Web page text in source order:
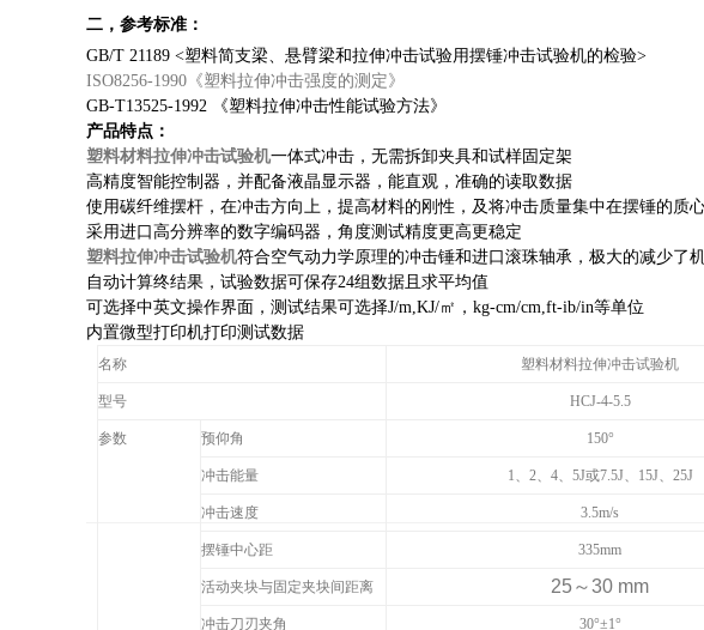
二，参考标准：
GB/T 21189 <塑料简支梁、悬臂梁和拉伸冲击试验用摆锤冲击试验机的检验>
ISO8256-1990《塑料拉伸冲击强度的测定》
GB-T13525-1992
《塑料拉伸冲击性能试验方法》
产品特点：
塑料材料拉伸冲击试验机一体式冲击，无需拆卸夹具和试样固定架
高精度智能控制器，并配备液晶显示器，能直观，准确的读取数据
使用碳纤维摆杆，在冲击方向上，提高材料的刚性，及将冲击质量集中在摆锤的质
采用进口高分辨率的数字编码器，角度测试精度更高更稳定
塑料拉伸冲击试验机符合空气动力学原理的冲击锤和进口滚珠轴承，极大的减少了
自动计算终结果，试验数据可保存24组数据且求平均值
可选择中英文操作界面，测试结果可选择J/m,KJ/㎡，kg-cm/cm,ft-ib/in等单位
内置微型打印机打印测试数据
名称 塑料材料拉伸冲击试验机
型号 HCJ-4-5.5
参数 预仰角 150°
冲击能量 1、2、4、5J或7.5J、15J、25J
冲击速度 3.5m/s
摆锤中心距 335mm
活动夹块与固定夹块间距离 25～30 mm
冲击刀刃夹角 30°±1°